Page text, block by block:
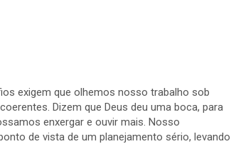
exigem que olhemos nosso trabalho sob
Dizem que Deus deu uma boca, para
enxergar e ouvir mais. Nosso
de vista de um planejamento sério, levando